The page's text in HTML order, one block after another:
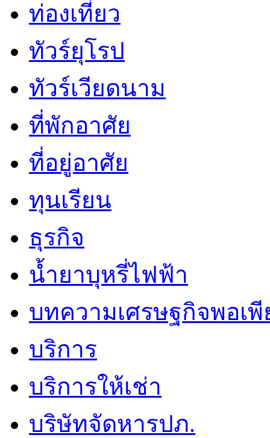
ท่องเที่ยว
ทัวร์ยุโรป
ทัวร์เวียดนาม
ที่พักอาศัย
ที่อยู่อาศัย
ทุนเรียน
ธุรกิจ
น้ำยาบุหรี่ไฟฟ้า
บทความเศรษฐกิจพอเพี
บริการ
บริการให้เช่า
บริษัทจัดหารปภ.